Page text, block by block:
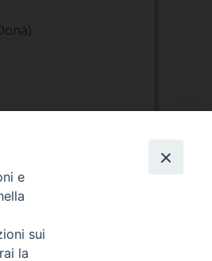
Mercoledì 17.30-19.30
e
sui
la